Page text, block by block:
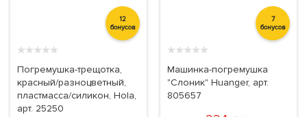
12
бонусов
★★★★★
Погремушка-трещотка,
красный/разноцветный,
пластмасса/силикон, Hola,
арт. 25250
7
бонусов
★★★★★
Машинка-погремушка
"Слоник" Huanger, арт.
805657